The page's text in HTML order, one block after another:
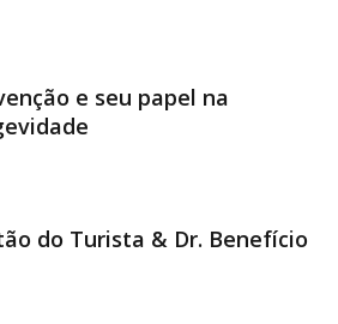
e seu papel na
do Turista & Dr. Benefício